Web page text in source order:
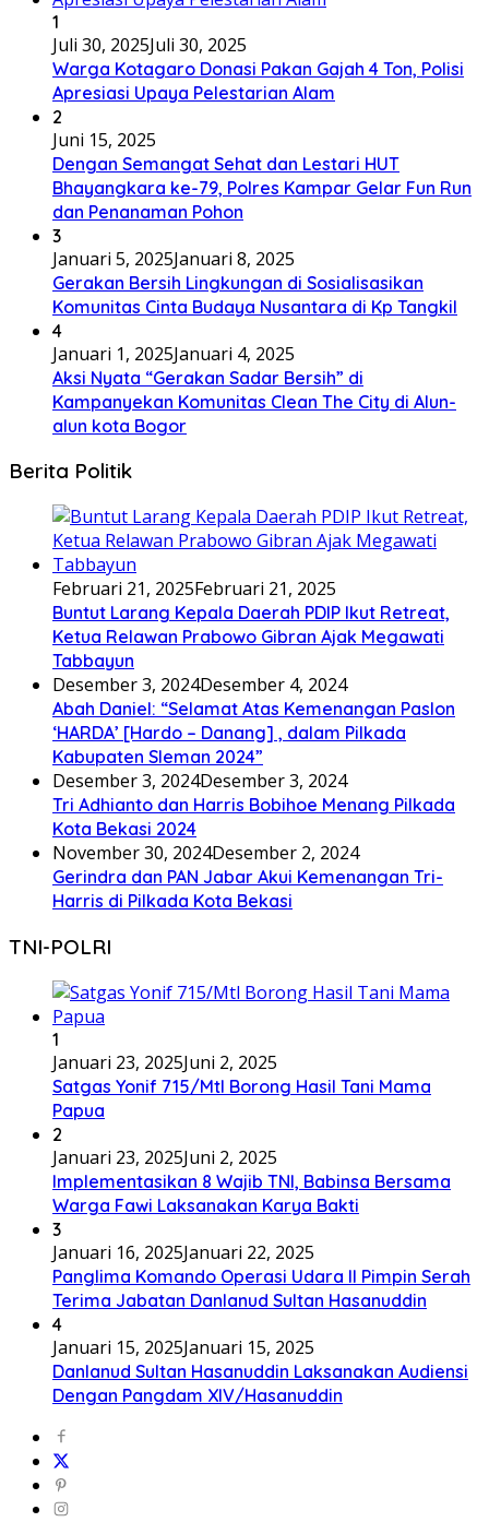
1
Juli 30, 2025Juli 30, 2025
Warga Kotagaro Donasi Pakan Gajah 4 Ton, Polisi
Apresiasi Upaya Pelestarian Alam
2
Juni 15, 2025
Dengan Semangat Sehat dan Lestari HUT
Bhayangkara ke-79, Polres Kampar Gelar Fun Run
dan Penanaman Pohon
3
Januari 5, 2025Januari 8, 2025
Gerakan Bersih Lingkungan di Sosialisasikan
Komunitas Cinta Budaya Nusantara di Kp Tangkil
4
Januari 1, 2025Januari 4, 2025
Aksi Nyata “Gerakan Sadar Bersih” di
Kampanyekan Komunitas Clean The City di Alun-
alun kota Bogor
Berita Politik
Februari 21, 2025Februari 21, 2025
Buntut Larang Kepala Daerah PDIP Ikut Retreat,
Ketua Relawan Prabowo Gibran Ajak Megawati
Tabbayun
Desember 3, 2024Desember 4, 2024
Abah Daniel: “Selamat Atas Kemenangan Paslon
‘HARDA’ [Hardo – Danang] , dalam Pilkada
Kabupaten Sleman 2024”
Desember 3, 2024Desember 3, 2024
Tri Adhianto dan Harris Bobihoe Menang Pilkada
Kota Bekasi 2024
November 30, 2024Desember 2, 2024
Gerindra dan PAN Jabar Akui Kemenangan Tri-
Harris di Pilkada Kota Bekasi
TNI-POLRI
1
Januari 23, 2025Juni 2, 2025
Satgas Yonif 715/Mtl Borong Hasil Tani Mama
Papua
2
Januari 23, 2025Juni 2, 2025
Implementasikan 8 Wajib TNI, Babinsa Bersama
Warga Fawi Laksanakan Karya Bakti
3
Januari 16, 2025Januari 22, 2025
Panglima Komando Operasi Udara II Pimpin Serah
Terima Jabatan Danlanud Sultan Hasanuddin
4
Januari 15, 2025Januari 15, 2025
Danlanud Sultan Hasanuddin Laksanakan Audiensi
Dengan Pangdam XIV/Hasanuddin